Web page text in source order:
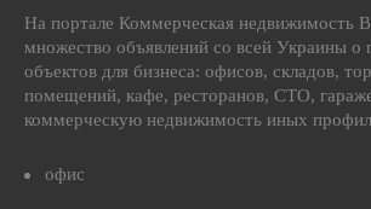
На портале Коммерческая недвижимость
множество объявлений со всей Украины о
объектов для бизнеса: офисов, складов,
помещений, кафе, ресторанов, СТО,
коммерческую недвижимость иных
офис